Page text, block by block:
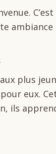
plus
eux.
ils